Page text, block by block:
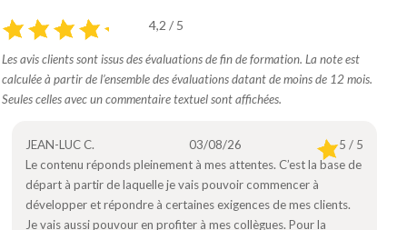
4,2 / 5
Les avis clients sont issus des évaluations de fin de formation. La note est
calculée à partir de l’ensemble des évaluations datant de moins de 12 mois.
Seules celles avec un commentaire textuel sont affichées.
JEAN-LUC C. 03/08/26
5 / 5
Le contenu réponds pleinement à mes attentes. C’est la base de
départ à partir de laquelle je vais pouvoir commencer à
développer et répondre à certaines exigences de mes clients.
Je vais aussi pouvour en profiter à mes collègues. Pour la